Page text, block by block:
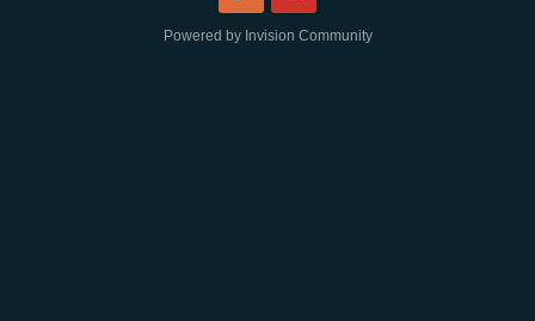
Powered by Invision Community